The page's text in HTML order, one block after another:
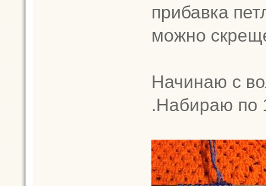
прибавка
можно
Начинаю с
.Набираю по